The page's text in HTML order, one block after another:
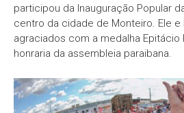
participou da Inauguração Popular
centro da cidade de Monteiro. Ele e
agraciados com a medalha Epitácio
honraria da assembleia paraibana.